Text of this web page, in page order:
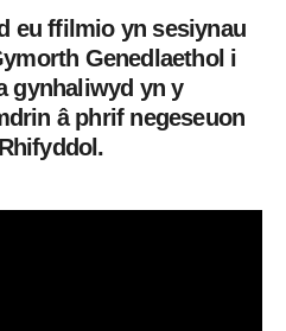
eu ffilmio yn sesiynau
Genedlaethol i
gynhaliwyd yn y
â phrif negeseuon